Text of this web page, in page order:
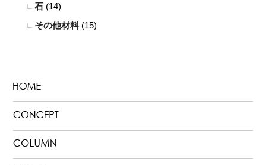
石 (14)
その他材料(15)